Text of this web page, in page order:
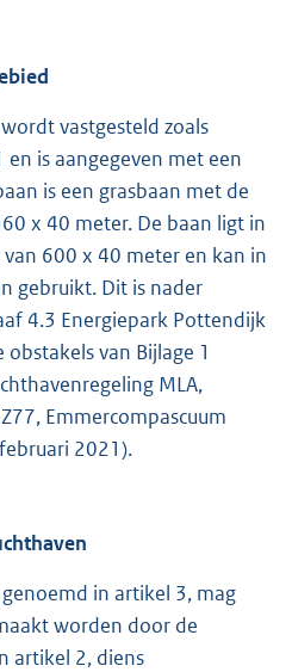
vastgesteld zoals
is aangegeven met een
is een grasbaan met de
x 40 meter. De baan ligt in
600 x 40 meter en kan in
gebruikt. Dit is nader
4.3 Energiepark Pottendijk
van Bijlage 1
MLA,
Emmercompascuum
2021).
in artikel 3, mag
worden door de
artikel 2, diens